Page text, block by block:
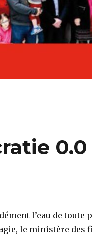
0.0
l’eau de
le ministère des